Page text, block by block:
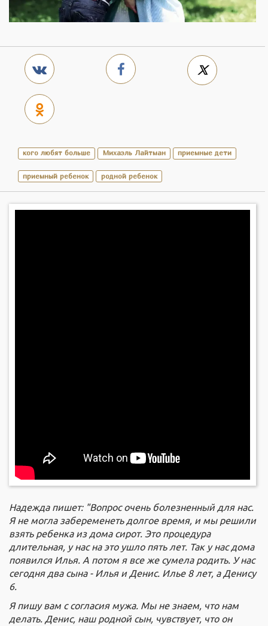
кого любят больше Михаэль Лайтман приемные дети
приемный ребенок родной ребенок
Надежда пишет: "Вопрос очень болезненный для нас.
Я не могла забеременеть долгое время, и мы решили
взять ребенка из дома сирот. Это процедура
длительная, у нас на это ушло пять лет. Так у нас дома
появился Илья. А потом я все же сумела родить. У нас
сегодня два сына - Илья и Денис. Илье 8 лет, а Денису
6.
Я пишу вам с согласия мужа. Мы не знаем, что нам
делать. Денис, наш родной сын, чувствует, что он